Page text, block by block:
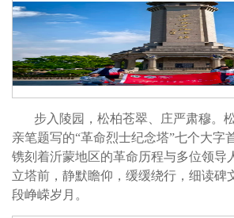
步入陵园，松柏苍翠、庄严肃穆。
亲笔题写的“革命烈士纪念塔”七个大字
镌刻着沂蒙地区的革命历程与多位领导
立塔前，静默瞻仰，缓缓绕行，细读碑
段峥嵘岁月。